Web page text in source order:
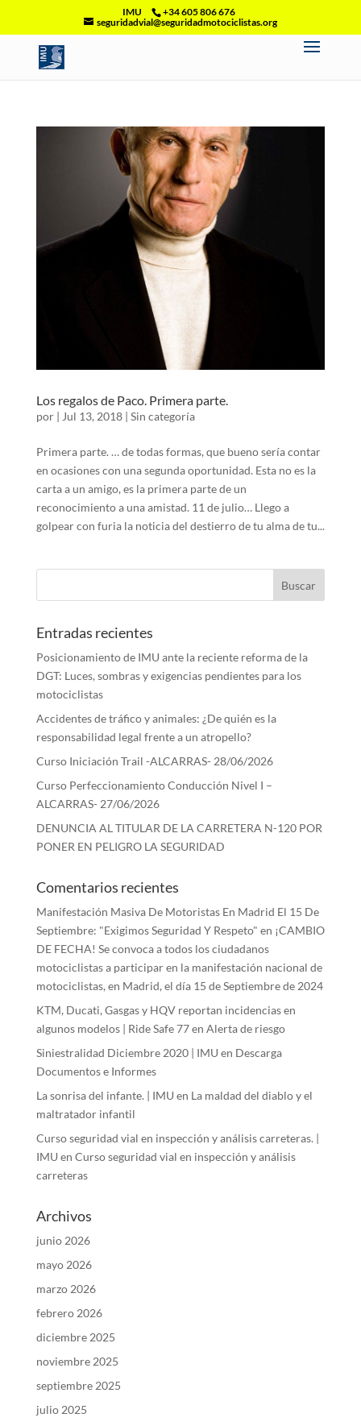
IMU
+34 605 806 676
seguridadvial@seguridadmotociclistas.org
Los regalos de Paco. Primera parte.
por | Jul 13, 2018| Sin categoría
Primera parte. … de todas formas, que bueno sería contar
en ocasiones con una segunda oportunidad. Esta no es la
carta a un amigo, es la primera parte de un
reconocimiento a una amistad. 11 de julio… Llego a
golpear con furia la noticia del destierro de tu alma de tu...
Entradas recientes
Posicionamiento de IMU ante la reciente reforma de la
DGT: Luces, sombras y exigencias pendientes para los
motociclistas
Accidentes de tráfico y animales: ¿De quién es la
responsabilidad legal frente a un atropello?
Curso Iniciación Trail -ALCARRAS- 28/06/2026
Curso Perfeccionamiento Conducción Nivel I –
ALCARRAS- 27/06/2026
DENUNCIA AL TITULAR DE LA CARRETERA N-120 POR
PONER EN PELIGRO LA SEGURIDAD
Comentarios recientes
Manifestación Masiva De Motoristas En Madrid El 15 De
Septiembre: "Exigimos Seguridad Y Respeto" en ¡CAMBIO
DE FECHA! Se convoca a todos los ciudadanos
motociclistas a participar en la manifestación nacional de
motociclistas, en Madrid, el día 15 de Septiembre de 2024
KTM, Ducati, Gasgas y HQV reportan incidencias en
algunos modelos | Ride Safe 77en Alerta de riesgo
Siniestralidad Diciembre 2020 | IMU en Descarga
Documentos e Informes
La sonrisa del infante. | IMU en La maldad del diablo y el
maltratador infantil
Curso seguridad vial en inspección y análisis carreteras. |
IMU en Curso seguridad vial en inspección y análisis
carreteras
Archivos
junio 2026
mayo 2026
marzo 2026
febrero 2026
diciembre 2025
noviembre 2025
septiembre 2025
julio 2025